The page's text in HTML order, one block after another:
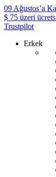
09 Ağustos’a
$ 75 üzeri
Trustpilot
Erkek